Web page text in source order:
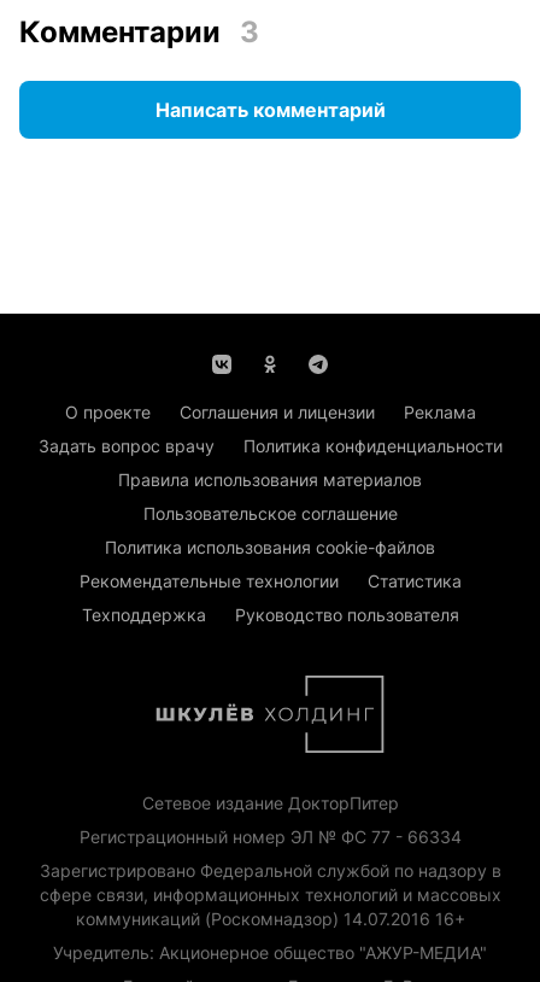
Комментарии 3
Написать комментарий
О проекте Соглашения и лицензии
Реклама
Задать вопрос врачу
Политика конфиденциальности
Правила использования материалов
Пользовательское соглашение
Политика использования cookie-файлов
Рекомендательные технологии
Статистика
Техподдержка
Руководство пользователя
Сетевое издание ДокторПитер
Регистрационный номер ЭЛ № ФС 77 - 66334
Зарегистрировано Федеральной службой по надзору в
сфере связи, информационных технологий и массовых
коммуникаций (Роскомнадзор) 14.07.2016 16+
Учредитель: Акционерное общество "АЖУР-МЕДИА"